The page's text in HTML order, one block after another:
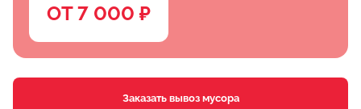
ОТ 7 000 ₽
Заказать вывоз мусора